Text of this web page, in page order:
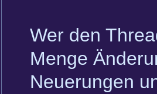
Wer den
Menge
Neuerungen